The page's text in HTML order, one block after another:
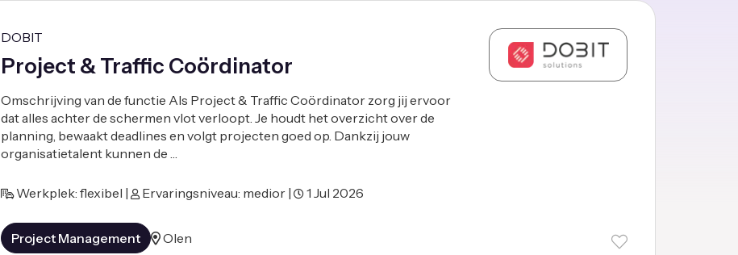
DOBIT
Project & Traffic Coördinator
Omschrijving van de functie Als Project & Traffic Coördinator zorg jij ervoor
dat alles achter de schermen vlot verloopt. Je houdt het overzicht over de
planning, bewaakt deadlines en volgt projecten goed op. Dankzij jouw
organisatietalent kunnen de …
Werkplek: flexibel | Ervaringsniveau: medior | 1 Jul 2026
Project Management Olen